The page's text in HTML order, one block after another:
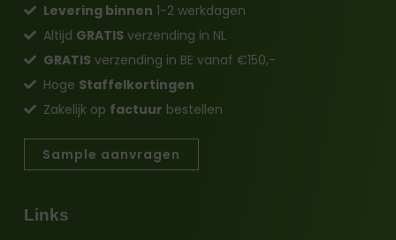
Links
Levering binnen 1-2 werkdagen
Altijd GRATIS verzending in NL
GRATIS verzending in BE vanaf €150,-
Hoge Staffelkortingen
Zakelijk op factuur bestellen
Sample aanvragen